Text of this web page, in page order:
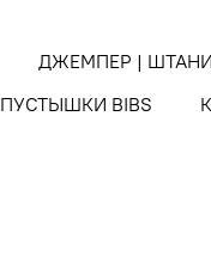
ДЖЕМПЕР |
ПУСТЫШКИ BIBS